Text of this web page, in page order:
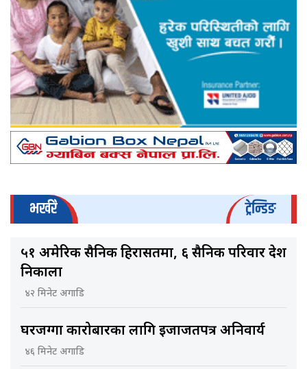
भर्खरै ट्रेन्डिङ
५१ अमेरिकी सैनिक हिरासतमा, ६ सैनिक परिवार देश
निकाला
४२ मिनेट अगाडि
घरजग्गा कारोबारका लागि इजाजतपत्र अनिवार्य
४६ मिनेट अगाडि